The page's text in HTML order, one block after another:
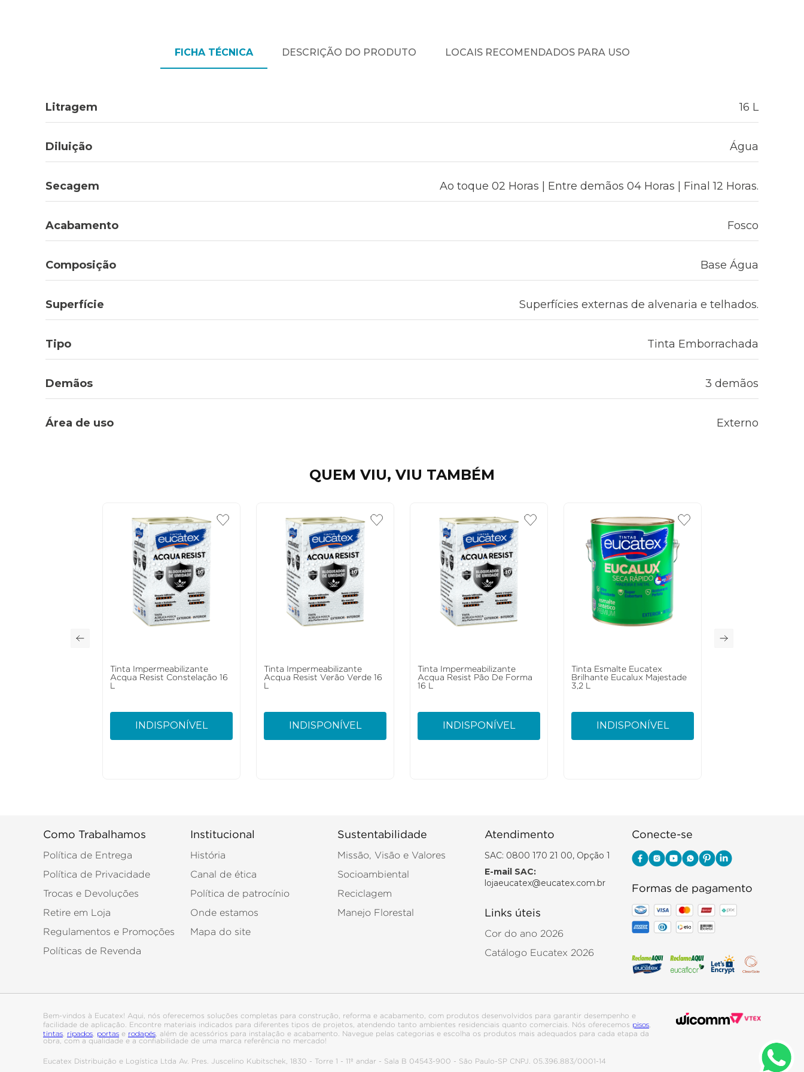
FICHA TÉCNICA DESCRIÇÃO DO PRODUTO LOCAIS RECOMENDADOS PARA USO
Litragem 16 L
Diluição Água
Secagem Ao toque 02 Horas | Entre demãos 04 Horas | Final 12 Horas.
Acabamento Fosco
Composição Base Água
Superfície Superfícies externas de alvenaria e telhados.
Tipo Tinta Emborrachada
Demãos 3 demãos
Área de uso Externo
QUEM VIU, VIU TAMBÉM
Tinta Impermeabilizante
Acqua Resist Constelação 16
INDISPONÍVEL
Tinta Impermeabilizante
Acqua Resist Verão Verde 16
INDISPONÍVEL
Tinta Impermeabilizante
Acqua Resist Pão De Forma
16 L
INDISPONÍVEL
Tinta Esmalte Eucatex
Brilhante Eucalux Majestade
3,2 L
INDISPONÍVEL
Como Trabalhamos
Política de Entrega
Política de Privacidade
Trocas e Devoluções
Retire em Loja
Regulamentos e Promoções
Políticas de Revenda
Institucional
História
Canal de ética
Política de patrocínio
Onde estamos
Mapa do site
Sustentabilidade
Missão, Visão e Valores
Socioambiental
Reciclagem
Manejo Florestal
Atendimento
SAC: 0800 170 21 00, Opção 1
E-mail SAC:
lojaeucatex@eucatex.com.br
Links úteis
Cor do ano 2026
Catálogo Eucatex 2026
Conecte-se
Formas de pagamento
Bem-vindos à Eucatex! Aqui, nós oferecemos soluções completas para construção, reforma e acabamento, com produtos desenvolvidos para garantir desempenho e
facilidade de aplicação. Encontre materiais indicados para diferentes tipos de projetos, atendendo tanto ambientes residenciais quanto comerciais. Nós oferecemos pisos
tintas ripados portas e rodapés , além de acessórios para instalação e acabamento. Navegue pelas categorias e escolha os produtos mais adequados para cada etapa da
obra, com a qualidade e a confiabilidade de uma marca referência no mercado!
Eucatex Distribuição e Logística Ltda Av. Pres. Juscelino Kubitschek, 1830 - Torre 1 - 11º andar - Sala B 04543-900 - São Paulo-SP CNPJ. 05.396.883/0001-14